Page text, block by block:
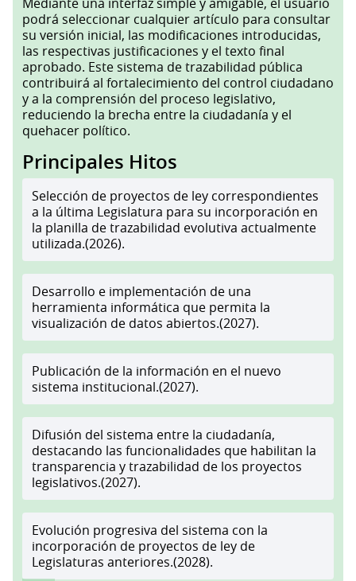
podrá seleccionar cualquier artículo para consultar
su versión inicial, las modificaciones introducidas,
las respectivas justificaciones y el texto final
aprobado. Este sistema de trazabilidad pública
contribuirá al fortalecimiento del control ciudadano
y a la comprensión del proceso legislativo,
reduciendo la brecha entre la ciudadanía y el
quehacer político.
Principales Hitos
Selección de proyectos de ley correspondientes
a la última Legislatura para su incorporación en
la planilla de trazabilidad evolutiva actualmente
utilizada.(2026).
Desarrollo e implementación de una
herramienta informática que permita la
visualización de datos abiertos.(2027).
Publicación de la información en el nuevo
sistema institucional.(2027).
Difusión del sistema entre la ciudadanía,
destacando las funcionalidades que habilitan la
transparencia y trazabilidad de los proyectos
legislativos.(2027).
Evolución progresiva del sistema con la
incorporación de proyectos de ley de
Legislaturas anteriores.(2028).